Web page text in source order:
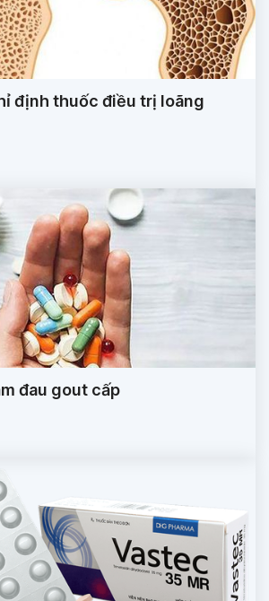
định thuốc điều trị loãng
đau gout cấp